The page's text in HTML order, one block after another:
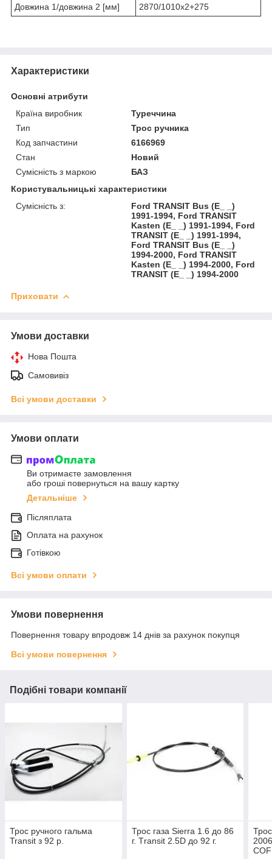
Довжина 1/довжина 2 [мм] 2870/1010x2+275
Характеристики
Основні атрибути
Країна виробник
Туреччина
Тип
Трос ручника
Код запчастини
6166969
Стан
Новий
Сумісність з маркою
БАЗ
Користувальницькі характеристики
Сумісність з:
Ford TRANSIT Bus (E_ _)
1991-1994, Ford TRANSIT
Kasten (E_ _) 1991-1994, Ford
TRANSIT (E_ _) 1991-1994,
Ford TRANSIT Bus (E_ _)
1994-2000, Ford TRANSIT
Kasten (E_ _) 1994-2000, Ford
TRANSIT (E_ _) 1994-2000
Приховати
Умови доставки
Нова Пошта
Самовивіз
Всі умови доставки
Умови оплати
Ви отримаєте замовлення
або гроші повернуться на вашу картку
Детальніше
Післяплата
Оплата на рахунок
Готівкою
Всі умови оплати
Умови повернення
Повернення товару впродовж 14 днів за рахунок покупця
Всі умови повернення
Подібні товари компанії
Трос ручного гальма
Transit з 92 р.
Трос газа Sierra 1.6 до 86
г. Тransit 2.5D до 92 г.